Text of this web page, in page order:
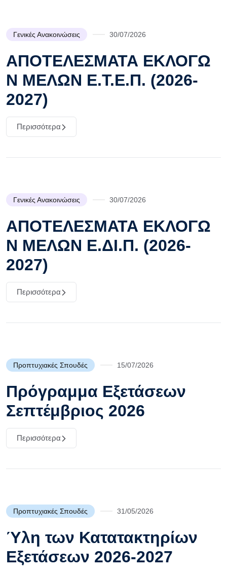
Γενικές Ανακοινώσεις 30/07/2026
ΑΠΟΤΕΛΕΣΜΑΤΑ ΕΚΛΟΓΩ
Ν ΜΕΛΩΝ Ε.Τ.Ε.Π. (2026-
2027)
Περισσότερα
Γενικές Ανακοινώσεις 30/07/2026
ΑΠΟΤΕΛΕΣΜΑΤΑ ΕΚΛΟΓΩ
Ν ΜΕΛΩΝ Ε.ΔΙ.Π. (2026-
2027)
Περισσότερα
Προπτυχιακές Σπουδές 15/07/2026
Πρόγραμμα Εξετάσεων
Σεπτέμβριος 2026
Περισσότερα
Προπτυχιακές Σπουδές 31/05/2026
Ύλη των Κατατακτηρίων
Εξετάσεων 2026-2027